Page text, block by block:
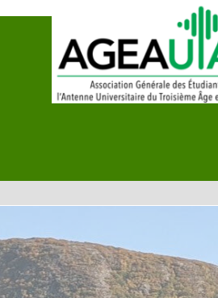
Rechercher